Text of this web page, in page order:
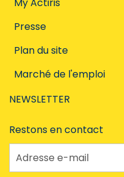
Presse
Plan du site
Marché de l'emploi
NEWSLETTER
Restons en contact
Adresse e-mail